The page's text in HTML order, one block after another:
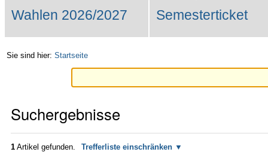
Wahlen 2026/2027 Semesterticket
Sie sind hier: Startseite
Suchergebnisse
1 Artikel gefunden.
Trefferliste einschränken